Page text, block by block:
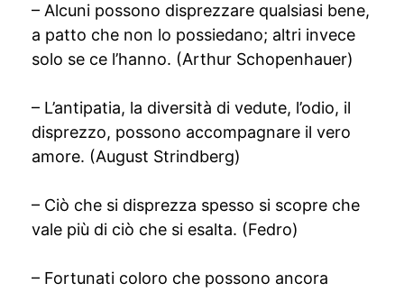
– Alcuni possono disprezzare qualsiasi bene,
a patto che non lo possiedano; altri invece
solo se ce l’hanno. (Arthur Schopenhauer)
– L’antipatia, la diversità di vedute, l’odio, il
disprezzo, possono accompagnare il vero
amore. (August Strindberg)
– Ciò che si disprezza spesso si scopre che
vale più di ciò che si esalta. (Fedro)
– Fortunati coloro che possono ancora